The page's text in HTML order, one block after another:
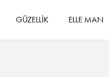
GÜZELLİK ELLE MAN